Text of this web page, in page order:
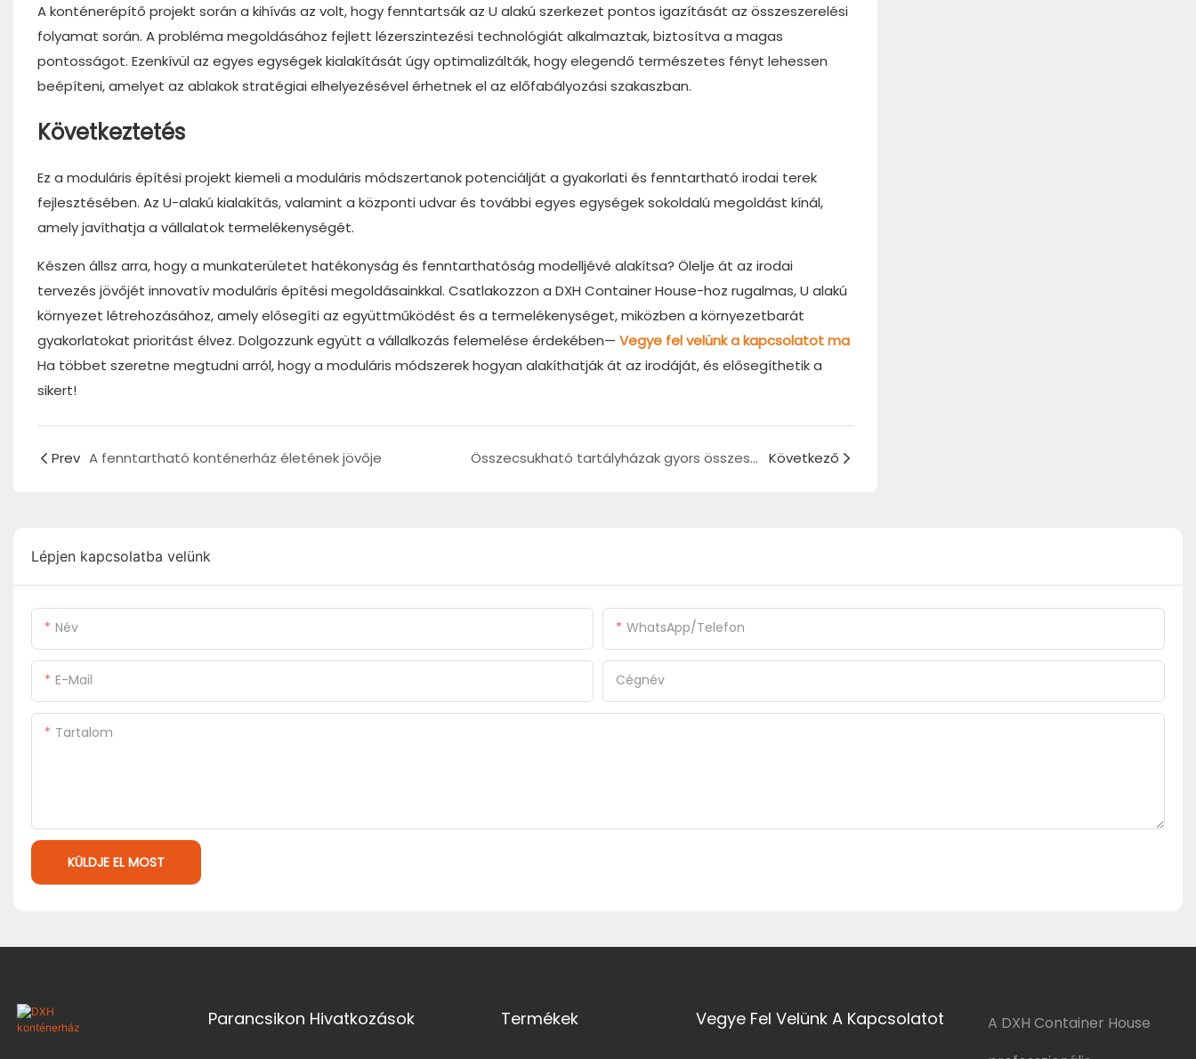
A konténerépítő projekt során a kihívás az volt, hogy fenntartsák az U alakú szerkezet pontos igazítását az összeszerelési
folyamat során. A probléma megoldásához fejlett lézerszintezési technológiát alkalmaztak, biztosítva a magas
pontosságot. Ezenkívül az egyes egységek kialakítását úgy optimalizálták, hogy elegendő természetes fényt lehessen
beépíteni, amelyet az ablakok stratégiai elhelyezésével érhetnek el az előfabályozási szakaszban.
Következtetés
Ez a moduláris építési projekt kiemeli a moduláris módszertanok potenciálját a gyakorlati és fenntartható irodai terek
fejlesztésében. Az U-alakú kialakítás, valamint a központi udvar és további egyes egységek sokoldalú megoldást kínál,
amely javíthatja a vállalatok termelékenységét.
Készen állsz arra, hogy a munkaterületet hatékonyság és fenntarthatóság modelljévé alakítsa? Ölelje át az irodai
tervezés jövőjét innovatív moduláris építési megoldásainkkal. Csatlakozzon a DXH Container House-hoz rugalmas, U alakú
környezet létrehozásához, amely elősegíti az együttműködést és a termelékenységet, miközben a környezetbarát
gyakorlatokat prioritást élvez. Dolgozzunk együtt a vállalkozás felemelése érdekében— Vegye fel velünk a kapcsolatot ma
Ha többet szeretne megtudni arról, hogy a moduláris módszerek hogyan alakíthatják át az irodáját, és elősegíthetik a
sikert!
Prev A fenntartható konténerház életének jövője Összecsukható tartályházak gyors összeszerelése Következő
Lépjen kapcsolatba velünk
Név WhatsApp/Telefon
E-Mail Cégnév
Tartalom
KÜLDJE EL MOST
Parancsikon Hivatkozások Termékek Vegye Fel Velünk A Kapcsolatot
A DXH Container House